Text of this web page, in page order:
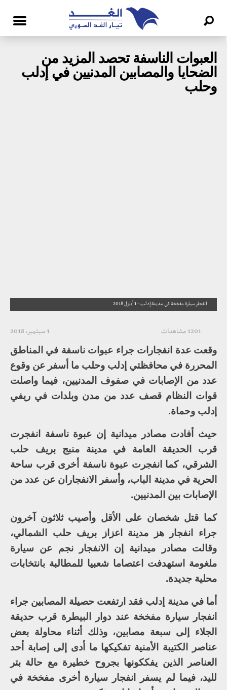
العبوات الناسفة تحصد المزيد من
الضحايا والمصابين المدنيين في إدلب
وحلب
انفجار سيارة مفخخة في مدينة إدلب - 1 أيلول 2018
1 سبتمبر، 2018 1201 مشاهدات
وقعت عدة انفجارات جراء عبوات ناسفة في المناطق
المحررة في محافظتي إدلب وحلب ما أسفر عن وقوع
عدد من الإصابات في صفوف المدنيين، فيما واصلت
قوات النظام قصف عدد من مدن وبلدات في ريفي
إدلب وحماة.
حيث أفادت مصادر ميدانية إن عبوة ناسفة انفجرت
قرب الحديقة العامة في مدينة منبج بريف حلب
الشرقي، كما انفجرت عبوة ناسفة أخرى قرب ساحة
الحرية في مدينة الباب، وأسفر الانفجاران عن عدد من
الإصابات بين المدنيين.
كما قتل شخصان على الأقل وأصيب ثلاثون آخرون
جراء انفجار هز مدينة اعزاز بريف حلب الشمالي،
وقالت مصادر ميدانية إن الانفجار نجم عن سيارة
ملغومة استهدفت اعتصاما شعبيا للمطالبة بانتخابات
محلية جديدة.
أما في مدينة إدلب فقد ارتفعت حصيلة المصابين جراء
انفجار سيارة مفخخة عند دوار البيطرة قرب حديقة
الجلاء إلى سبعة مصابين، وذلك أثناء محاولة بعض
عناصر الكتيبة الأمنية تفكيكها ما أدى إلى إصابة أحد
العناصر الذين يفككونها بجروح خطيرة مع حالة بتر
لليد، فيما لم يسفر انفجار سيارة أخرى مفخخة في